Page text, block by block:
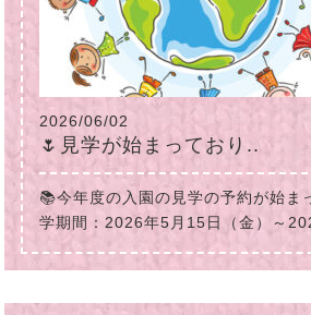
2026/06/02
🌷見学が始まっており..
📚今年度の入園の見学の予約が始ま
学期間：2026年5月15日（金）～